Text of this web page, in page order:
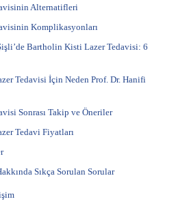
Alternatifleri
Komplikasyonları
Bartholin Kisti Lazer Tedavisi: 6
Tedavisi İçin Neden Prof. Dr. Hanifi
Sonrası Takip ve Öneriler
Tedavi Fiyatları
Sıkça Sorulan Sorular